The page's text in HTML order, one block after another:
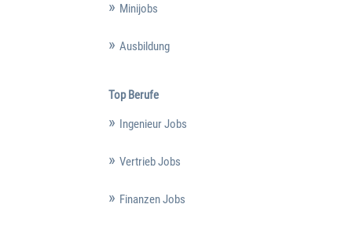
Minijobs
Ausbildung
Top Berufe
Ingenieur Jobs
Vertrieb Jobs
Finanzen Jobs